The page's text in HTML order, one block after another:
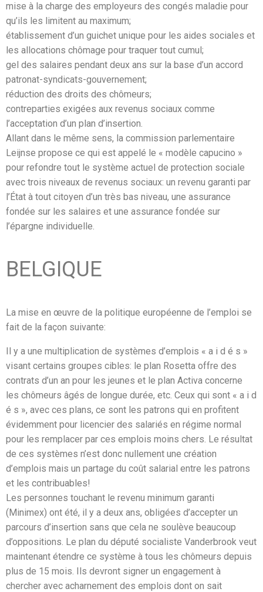
mise à la charge des employeurs des congés maladie pour
qu’ils les limitent au maximum;
établissement d’un guichet unique pour les aides sociales et
les allocations chômage pour traquer tout cumul;
gel des salaires pendant deux ans sur la base d’un accord
patronat-syndicats-gouvernement;
réduction des droits des chômeurs;
contreparties exigées aux revenus sociaux comme
l’acceptation d’un plan d’insertion.
Allant dans le même sens, la commission parlementaire
Leijnse propose ce qui est appelé le « modèle capucino »
pour refondre tout le système actuel de protection sociale
avec trois niveaux de revenus sociaux: un revenu garanti par
l’État à tout citoyen d’un très bas niveau, une assurance
fondée sur les salaires et une assurance fondée sur
l’épargne individuelle.
BELGIQUE
La mise en œuvre de la politique européenne de l’emploi se
fait de la façon suivante:
Il y a une multiplication de systèmes d’emplois « a i d é s »
visant certains groupes cibles: le plan Rosetta offre des
contrats d’un an pour les jeunes et le plan Activa concerne
les chômeurs âgés de longue durée, etc. Ceux qui sont « a i d
é s », avec ces plans, ce sont les patrons qui en profitent
évidemment pour licencier des salariés en régime normal
pour les remplacer par ces emplois moins chers. Le résultat
de ces systèmes n’est donc nullement une création
d’emplois mais un partage du coût salarial entre les patrons
et les contribuables!
Les personnes touchant le revenu minimum garanti
(Minimex) ont été, il y a deux ans, obligées d’accepter un
parcours d’insertion sans que cela ne soulève beaucoup
d’oppositions. Le plan du député socialiste Vanderbrook veut
maintenant étendre ce système à tous les chômeurs depuis
plus de 15 mois. Ils devront signer un engagement à
chercher avec acharnement des emplois dont on sait